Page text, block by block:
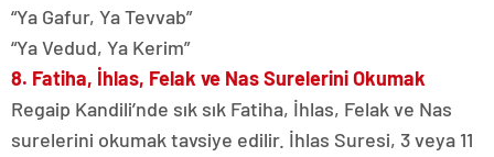
“Ya Gafur, Ya Tevvab”
“Ya Vedud, Ya Kerim”
8. Fatiha, İhlas, Felak ve Nas Surelerini Okumak
Regaip Kandili’nde sık sık Fatiha, İhlas, Felak ve Nas
surelerini okumak tavsiye edilir. İhlas Suresi, 3 veya 11